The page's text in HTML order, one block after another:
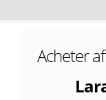
Acheter